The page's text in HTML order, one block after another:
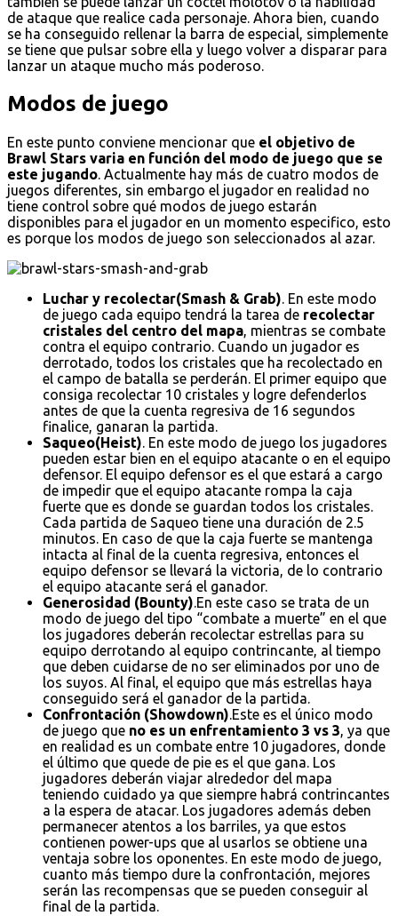
de ataque que realice cada personaje. Ahora bien, cuando
se ha conseguido rellenar la barra de especial, simplemente
se tiene que pulsar sobre ella y luego volver a disparar para
lanzar un ataque mucho más poderoso.
Modos de juego
En este punto conviene mencionar que el objetivo de
Brawl Stars varia en función del modo de juego que se
este jugando. Actualmente hay más de cuatro modos de
juegos diferentes, sin embargo el jugador en realidad no
tiene control sobre qué modos de juego estarán
disponibles para el jugador en un momento especifico, esto
es porque los modos de juego son seleccionados al azar.
Luchar y recolectar(Smash & Grab). En este modo
de juego cada equipo tendrá la tarea de recolectar
cristales del centro del mapa, mientras se combate
contra el equipo contrario. Cuando un jugador es
derrotado, todos los cristales que ha recolectado en
el campo de batalla se perderán. El primer equipo que
consiga recolectar 10 cristales y logre defenderlos
antes de que la cuenta regresiva de 16 segundos
finalice, ganaran la partida.
Saqueo(Heist). En este modo de juego los jugadores
pueden estar bien en el equipo atacante o en el equipo
defensor. El equipo defensor es el que estará a cargo
de impedir que el equipo atacante rompa la caja
fuerte que es donde se guardan todos los cristales.
Cada partida de Saqueo tiene una duración de 2.5
minutos. En caso de que la caja fuerte se mantenga
intacta al final de la cuenta regresiva, entonces el
equipo defensor se llevará la victoria, de lo contrario
el equipo atacante será el ganador.
Generosidad (Bounty).En este caso se trata de un
modo de juego del tipo “combate a muerte” en el que
los jugadores deberán recolectar estrellas para su
equipo derrotando al equipo contrincante, al tiempo
que deben cuidarse de no ser eliminados por uno de
los suyos. Al final, el equipo que más estrellas haya
conseguido será el ganador de la partida.
Confrontación (Showdown).Este es el único modo
de juego que no es un enfrentamiento 3 vs 3, ya que
en realidad es un combate entre 10 jugadores, donde
el último que quede de pie es el que gana. Los
jugadores deberán viajar alrededor del mapa
teniendo cuidado ya que siempre habrá contrincantes
a la espera de atacar. Los jugadores además deben
permanecer atentos a los barriles, ya que estos
contienen power-ups que al usarlos se obtiene una
ventaja sobre los oponentes. En este modo de juego,
cuanto más tiempo dure la confrontación, mejores
serán las recompensas que se pueden conseguir al
final de la partida.